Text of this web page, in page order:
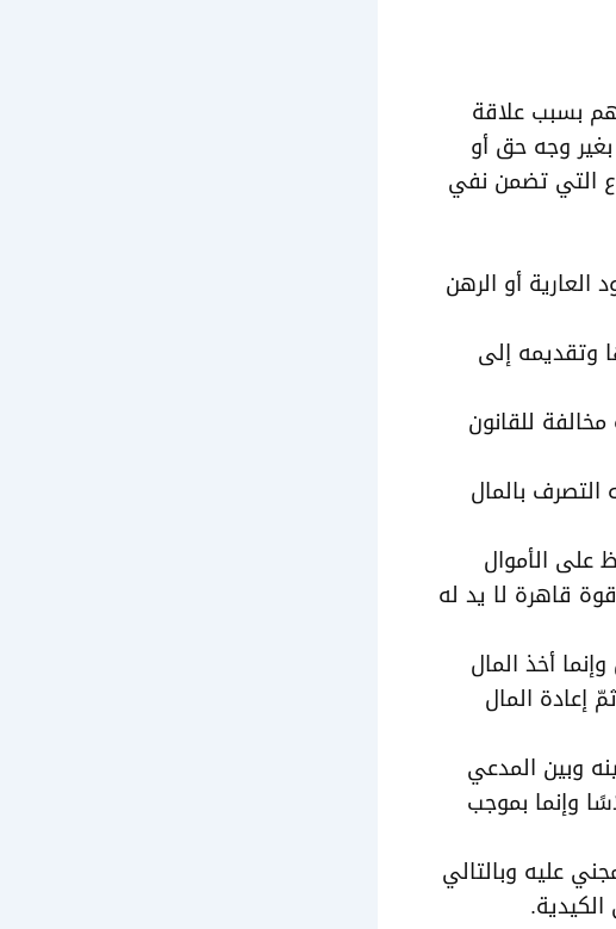
بسبب علاقة
وجه حق أو
التي تضمن نفي
أو الرهن
وتقديمه إلى
للقانون
بالمال
على الأموال
قاهرة لا يد له
أخذ المال
المال
وبين المدعي
وإنما بموجب
عليه وبالتالي